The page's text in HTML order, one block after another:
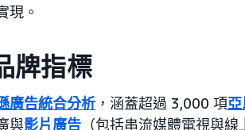
現。
牌指標
廣告統合分析 ，涵蓋超過 3,000 項
與影片廣告 （包括串流媒體電視與